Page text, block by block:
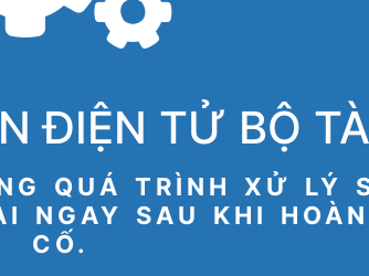
ĐIỆN TỬ BỘ
QUÁ TRÌNH XỬ LÝ
NGAY SAU KHI
CỐ.